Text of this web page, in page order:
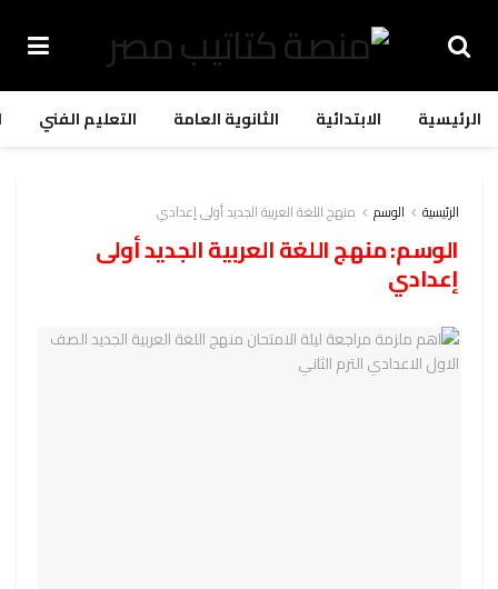
الرئيسية الابتدائية الثانوية العامة التعليم الفني
الرئيسية الوسم منهج اللغة العربية الجديد أولى إعدادي
الوسم:منهج اللغة العربية الجديد أولى
إعدادي